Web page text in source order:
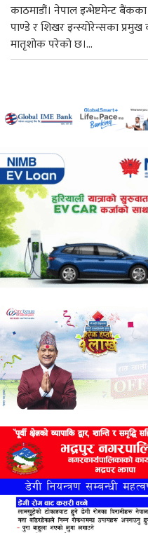
काठमाडौं। नेपाल इन्भेष्टमेन्ट
पाण्डे र शिखर इन्स्योरेन्सका
मातृशोक परेको छ।...